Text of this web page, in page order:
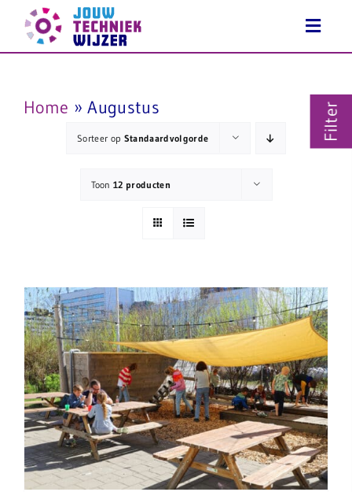
naar
Home »Augustus
Sorteer op Standaardvolgorde
Toon12 producten
Filter